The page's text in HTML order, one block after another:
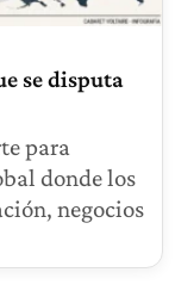
se disputa
para
donde los
negocios